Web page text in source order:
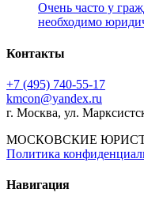
Очень часто у
необходимо
Контакты
+7 (495) 740‑55‑17
kmcon@yandex.ru
г. Москва, ул.
МОСКОВСКИЕ
Политика
Навигация